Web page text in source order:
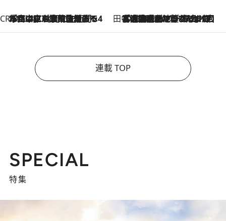
CREA'S CHOICE
2026.8.7
「立川にも歌舞伎があるんだよ」 片岡仁左衛門・市川中車ら豪華座組みで4年目の立川立飛歌舞伎へ 田中稲の勝手に再ブーム
2026.8.7
「湘南乃風に憧れて」観客大盛上がりの“タオル回し”に、ラッパー顔負けの高速歌唱まで…さだまさし（74）のアグレッシブすぎる現在地
連載 TOP
SPECIAL
特集